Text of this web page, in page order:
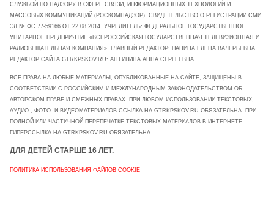
СЛУЖБОЙ ПО НАДЗОРУ В СФЕРЕ СВЯЗИ, ИНФОРМАЦИОННЫХ ТЕХНОЛОГИЙ И
МАССОВЫХ КОММУНИКАЦИЙ (РОСКОМНАДЗОР). СВИДЕТЕЛЬСТВО О РЕГИСТРАЦИИ СМИ
ЭЛ № ФС 77-59166 ОТ 22.08.2014. УЧРЕДИТЕЛЬ: ФЕДЕРАЛЬНОЕ ГОСУДАРСТВЕННОЕ
УНИТАРНОЕ ПРЕДПРИЯТИЕ «ВСЕРОССИЙСКАЯ ГОСУДАРСТВЕННАЯ ТЕЛЕВИЗИОННАЯ И
РАДИОВЕЩАТЕЛЬНАЯ КОМПАНИЯ». ГЛАВНЫЙ РЕДАКТОР: ПАНИНА ЕЛЕНА ВАЛЕРЬЕВНА.
РЕДАКТОР САЙТА GTRKPSKOV.RU: АНТИПИНА АННА СЕРГЕЕВНА.
ВСЕ ПРАВА НА ЛЮБЫЕ МАТЕРИАЛЫ, ОПУБЛИКОВАННЫЕ НА САЙТЕ, ЗАЩИЩЕНЫ В
СООТВЕТСТВИИ С РОССИЙСКИМ И МЕЖДУНАРОДНЫМ ЗАКОНОДАТЕЛЬСТВОМ ОБ
АВТОРСКОМ ПРАВЕ И СМЕЖНЫХ ПРАВАХ. ПРИ ЛЮБОМ ИСПОЛЬЗОВАНИИ ТЕКСТОВЫХ,
АУДИО-, ФОТО- И ВИДЕОМАТЕРИАЛОВ ССЫЛКА НА GTRKPSKOV.RU ОБЯЗАТЕЛЬНА. ПРИ
ПОЛНОЙ ИЛИ ЧАСТИЧНОЙ ПЕРЕПЕЧАТКЕ ТЕКСТОВЫХ МАТЕРИАЛОВ В ИНТЕРНЕТЕ
ГИПЕРССЫЛКА НА GTRKPSKOV.RU ОБЯЗАТЕЛЬНА.
ДЛЯ ДЕТЕЙ СТАРШЕ 16 ЛЕТ.
ПОЛИТИКА ИСПОЛЬЗОВАНИЯ ФАЙЛОВ COOKIE